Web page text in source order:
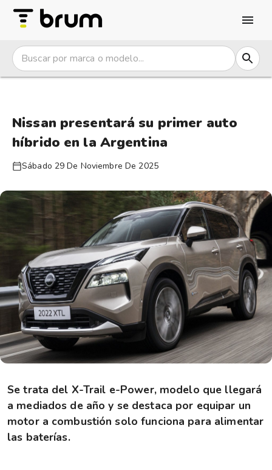
Nissan presentará su primer auto
híbrido en la Argentina
Sábado 29 De Noviembre De 2025
Se trata del X-Trail e-Power, modelo que llegará
a mediados de año y se destaca por equipar un
motor a combustión solo funciona para alimentar
las baterías.